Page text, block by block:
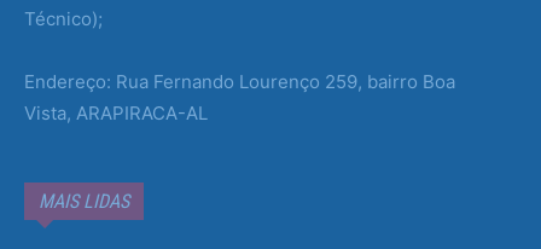
Técnico);
Endereço: Rua Fernando Lourenço 259, bairro Boa
Vista, ARAPIRACA-AL
MAIS LIDAS